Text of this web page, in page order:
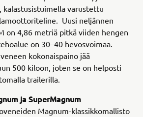
kalastusistuimella varustettu
Uusi neljännen
on 4,86 metriä pitkä viiden hengen
on 30–40 hevosvoimaa.
kokonaispaino jää
500 kiloon, joten se on helposti
trailerilla.
ja SuperMagnum
Magnum-klassikkomallisto